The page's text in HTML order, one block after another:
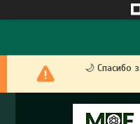
🌙 Спасибо